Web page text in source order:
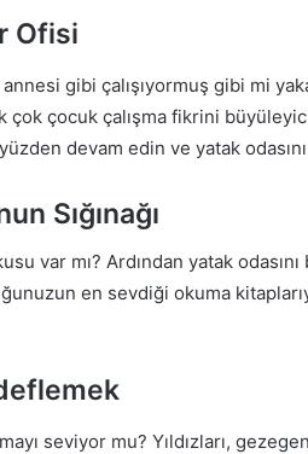
Ofisi
gibi çalışıyormuş gibi mi
çok çocuk çalışma fikrini
yüzden devam edin ve yatak
Sığınağı
var mı? Ardından yatak
en sevdiği okuma
seviyor mu? Yıldızları,